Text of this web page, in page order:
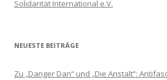
Solidarität International e.V.
NEUESTE BEITRÄGE
Zu „Danger Dan“ und „Die Anstalt“: